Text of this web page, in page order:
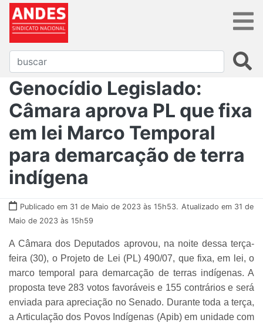
Genocídio Legislado:
Câmara aprova PL que fixa
em lei Marco Temporal
para demarcação de terra
indígena
Publicado em 31 de Maio de 2023 às 15h53. Atualizado em 31 de
Maio de 2023 às 15h59
A Câmara dos Deputados aprovou, na noite dessa terça-
feira (30), o Projeto de Lei (PL) 490/07, que fixa, em lei, o
marco temporal para demarcação de terras indígenas. A
proposta teve 283 votos favoráveis e 155 contrários e será
enviada para apreciação no Senado. Durante toda a terça,
a Articulação dos Povos Indígenas (Apib) em unidade com